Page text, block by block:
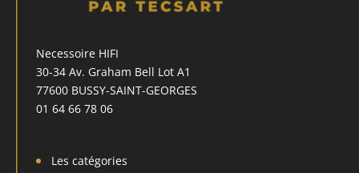
Necessoire HIFI
30-34 Av. Graham Bell Lot A1
77600 BUSSY-SAINT-GEORGES
01 64 66 78 06
Les catégories